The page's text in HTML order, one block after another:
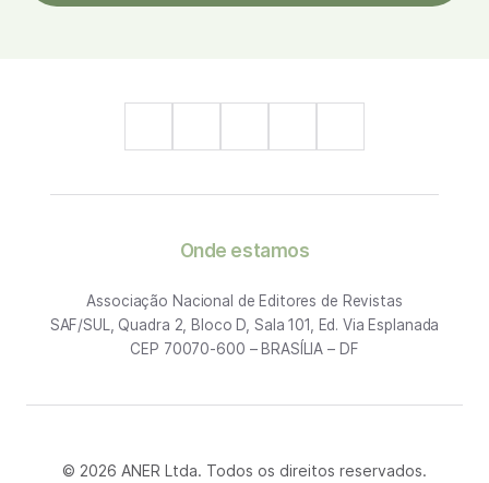
Onde estamos
Associação Nacional de Editores de Revistas
SAF/SUL, Quadra 2, Bloco D, Sala 101, Ed. Via Esplanada
CEP 70070-600 – BRASÍLIA – DF
© 2026 ANER Ltda. Todos os direitos reservados.